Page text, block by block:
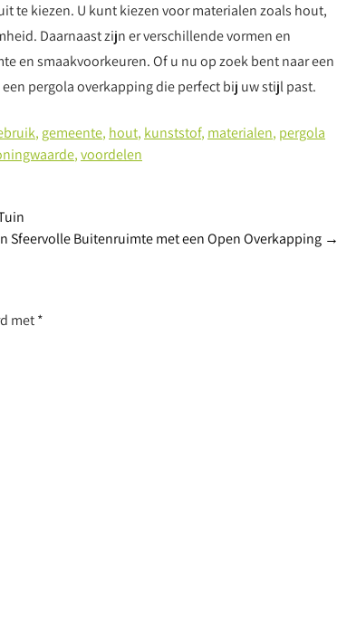
te kiezen. U kunt kiezen voor materialen zoals hout,
Daarnaast zijn er verschillende vormen en
en smaakvoorkeuren. Of u nu op zoek bent naar een
pergola overkapping die perfect bij uw stijl past.
, gemeente, hout, kunststof, materialen, pergola
,voordelen
Sfeervolle Buitenruimte met een Open Overkapping →
met*